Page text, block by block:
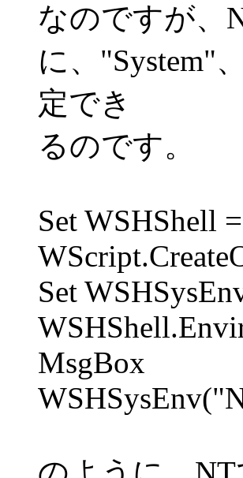
なのですが、
に、"System"
定でき
るのです。
Set WSHShell =
Set
MsgBox